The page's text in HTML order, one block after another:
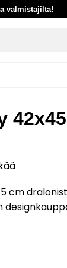
valmistajilta!
cm